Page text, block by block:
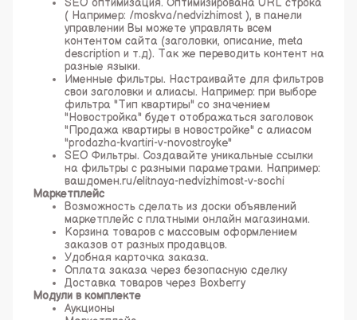
SEO оптимизация. Оптимизирована URL строка
( Например: /moskva/nedvizhimost ), в панели
управлении Вы можете управлять всем
контентом сайта (заголовки, описание, meta
description и т.д). Так же переводить контент на
разные языки.
Именные фильтры. Настраивайте для фильтров
свои заголовки и алиасы. Например: при выборе
фильтра "Тип квартиры" со значением
"Новостройка" будет отображаться заголовок
"Продажа квартиры в новостройке" с алиасом
"prodazha-kvartiri-v-novostroyke"
SEO Фильтры. Создавайте уникальные ссылки
на фильтры с разными параметрами. Например:
вашдомен.ru/elitnaya-nedvizhimost-v-sochi
Маркетплейс
Возможность сделать из доски объявлений
маркетплейс с платными онлайн магазинами.
Корзина товаров с массовым оформлением
заказов от разных продавцов.
Удобная карточка заказа.
Оплата заказа через безопасную сделку
Доставка товаров через Boxberry
Модули в комплекте
Аукционы